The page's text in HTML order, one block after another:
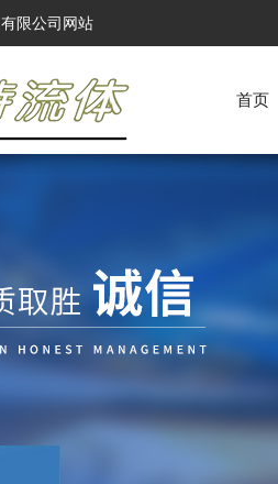
限公司网站
首页